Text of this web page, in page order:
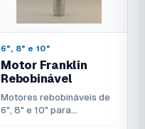
6", 8" e 10"
Motor Franklin
Rebobinável
Motores rebobináveis de
6", 8" e 10" para